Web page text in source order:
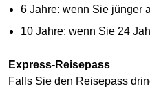
6 Jahre: wenn Sie jünger
10 Jahre: wenn Sie 24
Express-Reisepass
Falls Sie den Reisepass